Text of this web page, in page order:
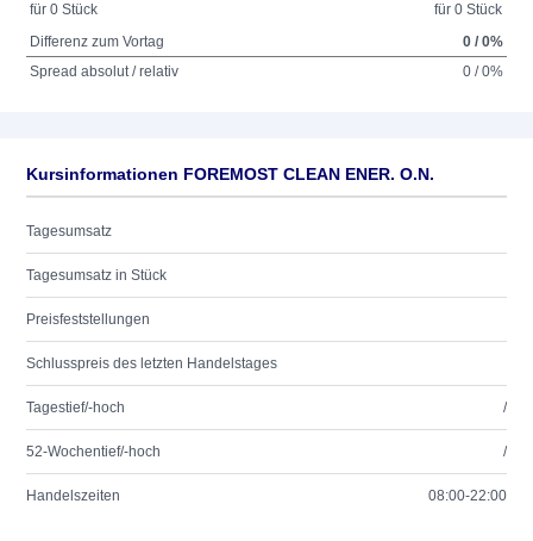
für 0 Stück
für 0 Stück
Differenz zum Vortag
0 / 0%
Spread absolut / relativ
0 / 0%
Kursinformationen FOREMOST CLEAN ENER. O.N.
Tagesumsatz
Tagesumsatz in Stück
Preisfeststellungen
Schlusspreis des letzten Handelstages
Tagestief/-hoch /
52-Wochentief/-hoch /
Handelszeiten 08:00-22:00